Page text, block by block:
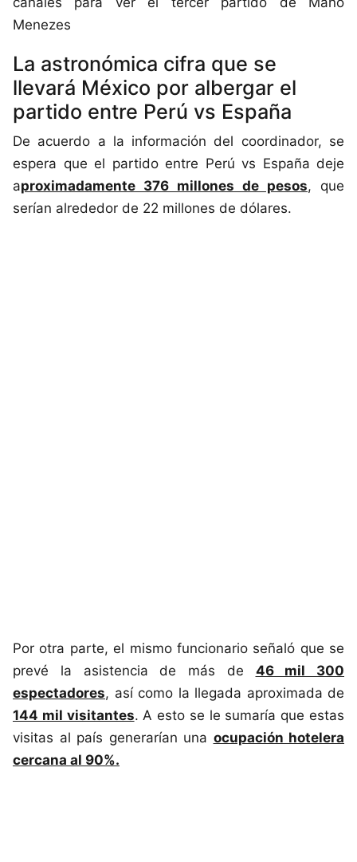
Menezes
La astronómica cifra que se
llevará México por albergar el
partido entre Perú vs España
De acuerdo a la información del coordinador, se
espera que el partido entre Perú vs España deje
aproximadamente 376 millones de pesos, que
serían alrededor de 22 millones de dólares.
Por otra parte, el mismo funcionario señaló que se
prevé la asistencia de más de 46 mil 300
espectadores, así como la llegada aproximada de
144 mil visitantes. A esto se le sumaría que estas
visitas al país generarían una ocupación hotelera
cercana al 90%.